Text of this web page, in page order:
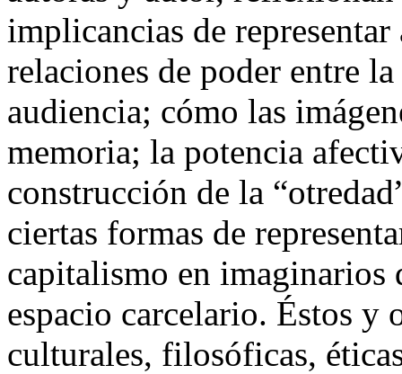
implicancias de
relaciones de poder entre
audiencia; cómo las
memoria; la potencia
construcción de la
ciertas formas de
capitalismo en
espacio carcelario. Éstos y
culturales, filosóficas,